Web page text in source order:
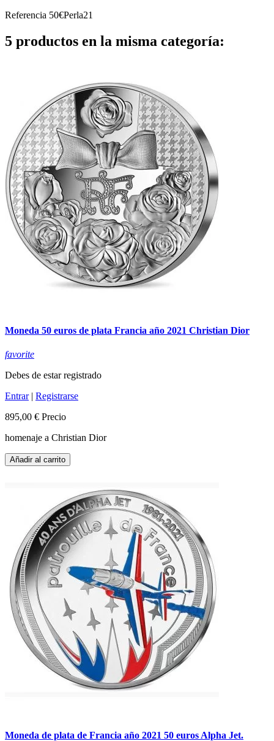
Referencia 50€Perla21
5 productos en la misma categoría:
Moneda 50 euros de plata Francia año 2021 Christian Dior
favorite
Debes de estar registrado
Entrar| Registrarse
895,00 € Precio
homenaje a Christian Dior
Añadir al carrito
Moneda de plata de Francia año 2021 50 euros Alpha Jet.